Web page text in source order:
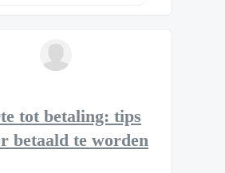
tot betaling: tips
betaald te worden